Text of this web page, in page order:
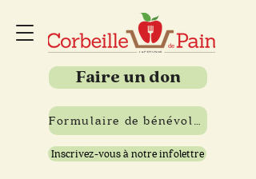
Faire un don
Inscrivez-vous à notre infolettre
Formulaire de bénévolat